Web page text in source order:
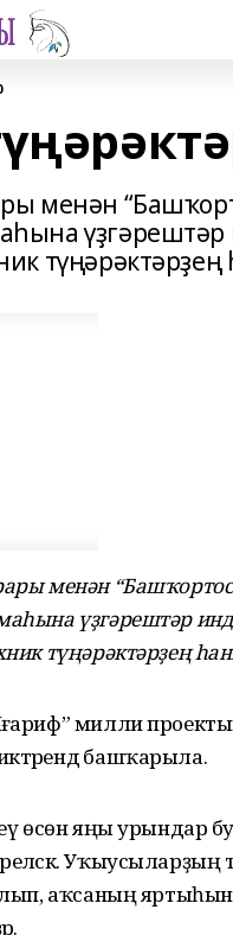
менән
менән
үҙгәрештәр
түңәрәктәрҙең
милли
башҡарыла.
өсөн яңы урындар
Уҡыусыларҙың
аҡсаның яртыһын